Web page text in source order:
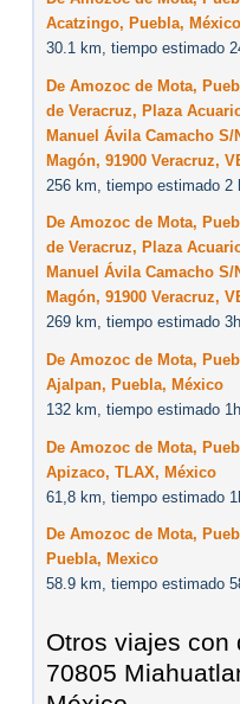
Acatzingo, Puebla, México
30.1 km, tiempo estimado
De Amozoc de Mota,
de Veracruz, Plaza
Manuel Ávila Camacho
Magón, 91900 Veracruz,
256 km, tiempo estimado 2
De Amozoc de Mota,
de Veracruz, Plaza
Manuel Ávila Camacho
Magón, 91900 Veracruz,
269 km, tiempo estimado
De Amozoc de Mota,
Ajalpan, Puebla, México
132 km, tiempo estimado
De Amozoc de Mota,
Apizaco, TLAX, México
61,8 km, tiempo estimado
De Amozoc de Mota,
Puebla, Mexico
58.9 km, tiempo estimado
Otros viajes con
70805